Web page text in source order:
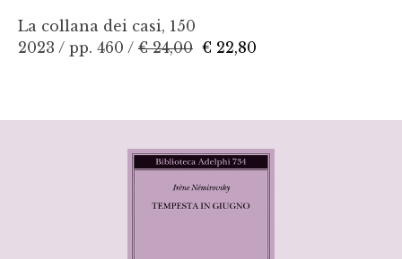
La collana dei casi, 150
2023 / pp. 460 / € 24,00 € 22,80